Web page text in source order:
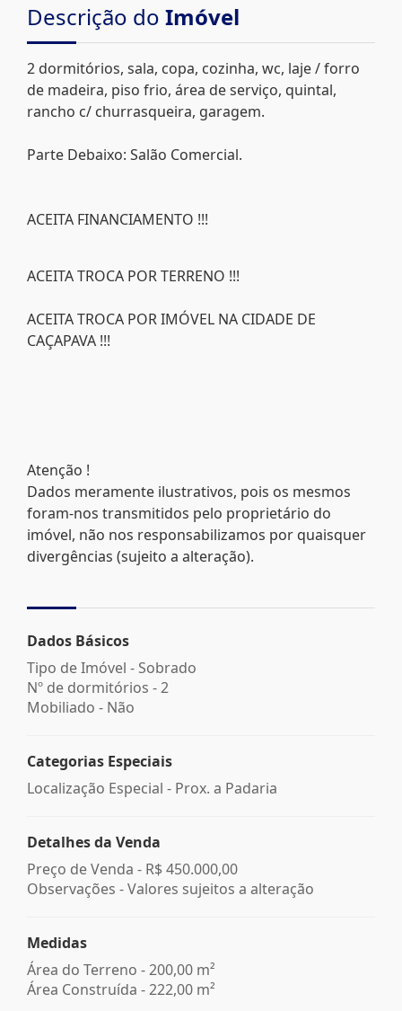
Descrição do Imóvel
2 dormitórios, sala, copa, cozinha, wc, laje / forro
de madeira, piso frio, área de serviço, quintal,
rancho c/ churrasqueira, garagem.
Parte Debaixo: Salão Comercial.
ACEITA FINANCIAMENTO !!!
ACEITA TROCA POR TERRENO !!!
ACEITA TROCA POR IMÓVEL NA CIDADE DE
CAÇAPAVA !!!
Atenção !
Dados meramente ilustrativos, pois os mesmos
foram-nos transmitidos pelo proprietário do
imóvel, não nos responsabilizamos por quaisquer
divergências (sujeito a alteração).
Dados Básicos
Tipo de Imóvel - Sobrado
Nº de dormitórios - 2
Mobiliado - Não
Categorias Especiais
Localização Especial - Prox. a Padaria
Detalhes da Venda
Preço de Venda - R$ 450.000,00
Observações - Valores sujeitos a alteração
Medidas
Área do Terreno - 200,00 m²
Área Construída - 222,00 m²